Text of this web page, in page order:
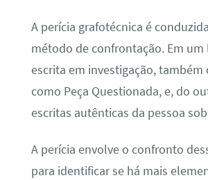
A perícia grafotécnica é
método de confrontação. Em um
escrita em investigação, também
como Peça Questionada, e, do
escritas autênticas da pessoa
A perícia envolve o confronto
para identificar se há mais